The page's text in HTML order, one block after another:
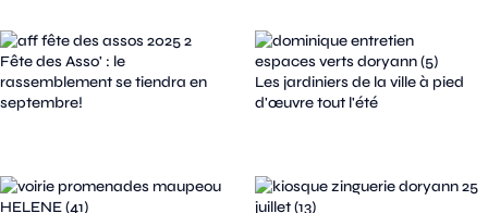
Fête des Asso' : le
rassemblement se tiendra en
septembre!
Les jardiniers de la ville à pied
d'œuvre tout l'été